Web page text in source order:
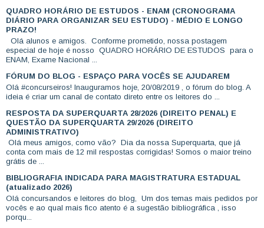
QUADRO HORÁRIO DE ESTUDOS - ENAM (CRONOGRAMA
DIÁRIO PARA ORGANIZAR SEU ESTUDO) - MÉDIO E LONGO
PRAZO!
Olá alunos e amigos. Conforme prometido, nossa postagem
especial de hoje é nosso QUADRO HORÁRIO DE ESTUDOS para o
ENAM, Exame Nacional ...
FÓRUM DO BLOG - ESPAÇO PARA VOCÊS SE AJUDAREM
Olá #concurseiros! Inauguramos hoje, 20/08/2019 , o fórum do blog. A
ideia é criar um canal de contato direto entre os leitores do ...
RESPOSTA DA SUPERQUARTA 28/2026 (DIREITO PENAL) E
QUESTÃO DA SUPERQUARTA 29/2026 (DIREITO
ADMINISTRATIVO)
Olá meus amigos, como vão? Dia da nossa Superquarta, que já
conta com mais de 12 mil respostas corrigidas! Somos o maior treino
grátis de ...
BIBLIOGRAFIA INDICADA PARA MAGISTRATURA ESTADUAL
(atualizado 2026)
Olá concursandos e leitores do blog, Um dos temas mais pedidos por
vocês e ao qual mais fico atento é a sugestão bibliográfica , isso
porqu...